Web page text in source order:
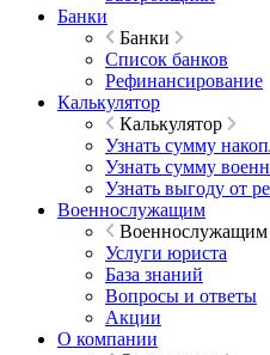
Банки
Банки
Список банков
Рефинансирование
Калькулятор
Калькулятор
Узнать сумму
Узнать сумму
Узнать выгоду от
Военнослужащим
Военнослужащим
Услуги юриста
База знаний
Вопросы и ответы
Акции
О компании